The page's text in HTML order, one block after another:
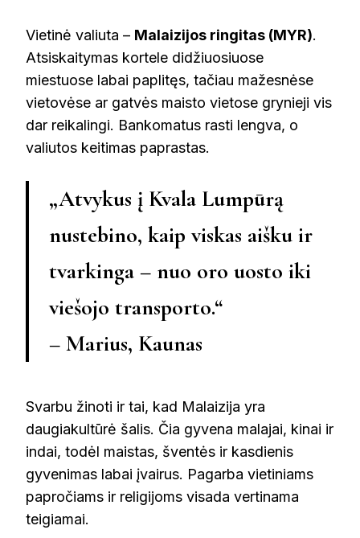
Vietinė valiuta – Malaizijos ringitas (MYR).
Atsiskaitymas kortele didžiuosiuose
miestuose labai paplitęs, tačiau mažesnėse
vietovėse ar gatvės maisto vietose grynieji vis
dar reikalingi. Bankomatus rasti lengva, o
valiutos keitimas paprastas.
„Atvykus į Kvala Lumpūrą
nustebino, kaip viskas aišku ir
tvarkinga – nuo oro uosto iki
viešojo transporto.“
– Marius, Kaunas
Svarbu žinoti ir tai, kad Malaizija yra
daugiakultūrė šalis. Čia gyvena malajai, kinai ir
indai, todėl maistas, šventės ir kasdienis
gyvenimas labai įvairus. Pagarba vietiniams
papročiams ir religijoms visada vertinama
teigiamai.